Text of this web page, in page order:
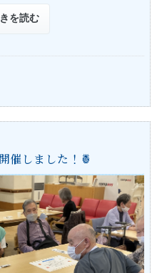
を読む
催しました！🍍